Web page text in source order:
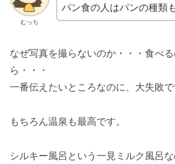
むっち
パン食の人はパンの種類
なぜ写真を撮らないのか・・・食べ
ら・・・
一番伝えたいところなのに、大失敗で
もちろん温泉も最高です。
シルキー風呂という一見ミルク風呂